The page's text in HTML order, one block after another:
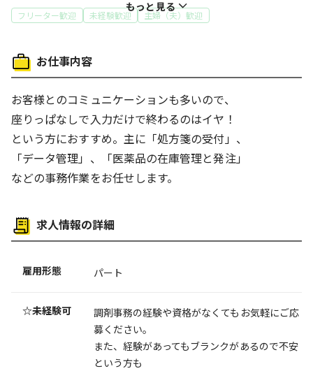
フリーター歓迎 未経験歓迎 主婦（夫）歓迎
人と接する仕事
もっと見る
お仕事内容
お客様とのコミュニケーションも多いので、
座りっぱなしで入力だけで終わるのはイヤ！
という方におすすめ。主に「処方箋の受付」、
「データ管理」、「医薬品の在庫管理と発注」
などの事務作業をお任せします。
求人情報の詳細
雇用形態 パート
☆未経験可
調剤事務の経験や資格がなくてもお気軽にご応
募ください。
また、経験があってもブランクがあるので不安
という方も